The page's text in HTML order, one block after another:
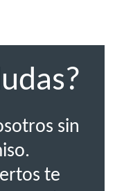
sin
te